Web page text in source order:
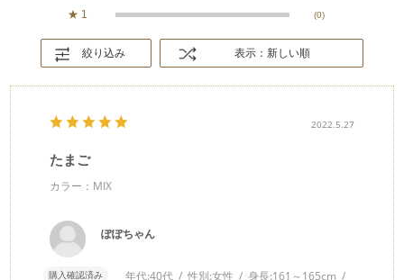
★ 1 (0)
絞り込み 表示：新しい順
2022.5.27
たまご
カラー：MIX
ぽぽちゃん
購入確認済み 年代:40代 性別:女性 身長:161～165cm